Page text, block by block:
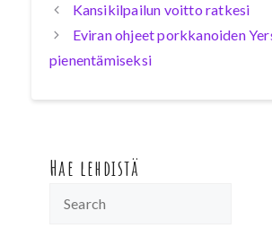
Kansikilpailun voitto ratkesi
Eviran ohjeet porkkanoiden
pienentämiseksi
Hae lehdistä